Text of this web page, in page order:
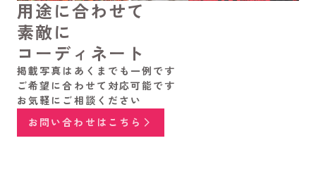
用途に合わせて
素敵に
コーディネート
掲載写真はあくまでも一例です
ご希望に合わせて対応可能です
お気軽にご相談ください
お問い合わせはこちら